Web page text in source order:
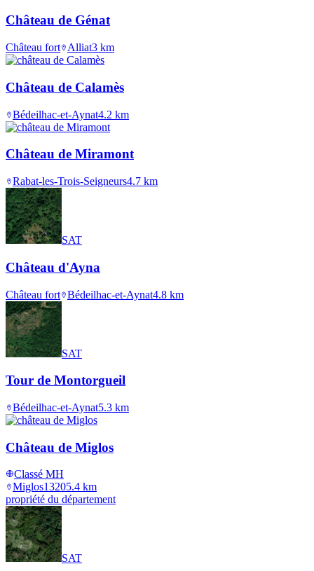
Château de Génat
Château fort Alliat3 km
Château de Calamès
Bédeilhac-et-Aynat4.2 km
Château de Miramont
Rabat-les-Trois-Seigneurs4.7 km
SAT
Château d'Ayna
Château fort Bédeilhac-et-Aynat4.8 km
SAT
Tour de Montorgueil
Bédeilhac-et-Aynat5.3 km
Château de Miglos
Classé MH
Miglos13205.4 km
propriété du département
SAT